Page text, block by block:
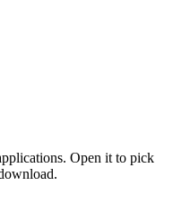
Open it to pick